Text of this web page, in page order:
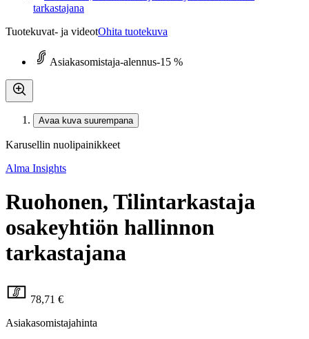
tarkastajana
Tuotekuvat- ja videotOhita tuotekuva
Asiakasomistaja-alennus-15 %
Avaa kuva suurempana
Karusellin nuolipainikkeet
Alma Insights
Ruohonen, Tilintarkastaja
osakeyhtiön hallinnon
tarkastajana
78,71 €
Asiakasomistajahinta